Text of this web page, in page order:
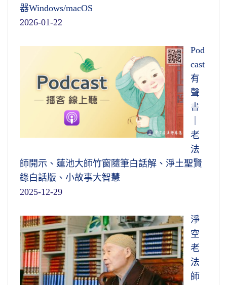
器Windows/macOS
2026-01-22
Pod
cast
有
聲
書
老
法
師開示、蓮池大師竹窗隨筆白話解、淨土聖賢
錄白話版、小故事大智慧
2025-12-29
淨
空
老
法
師